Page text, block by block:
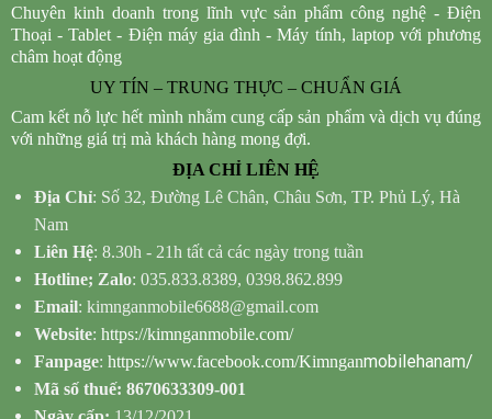
Chuyên kinh doanh trong lĩnh vực sản phẩm công nghệ - Điện
Thoại - Tablet - Điện máy gia đình - Máy tính, laptop với phương
châm hoạt động
UY TÍN – TRUNG THỰC – CHUẨN GIÁ
Cam kết nỗ lực hết mình nhằm cung cấp sản phẩm và dịch vụ đúng
với những giá trị mà khách hàng mong đợi.
ĐỊA CHỈ LIÊN HỆ
Địa Chỉ: Số 32, Đường Lê Chân, Châu Sơn, TP. Phủ Lý, Hà
Nam
Liên Hệ: 8.30h - 21h tất cả các ngày trong tuần
Hotline; Zalo: 035.833.8389, 0398.862.899
Email: kimnganmobile6688@gmail.com
Website: https://kimnganmobile.com/
Fanpage: https://www.facebook.com/Kimnganmobilehanam/
Mã số thuế: 8670633309-001